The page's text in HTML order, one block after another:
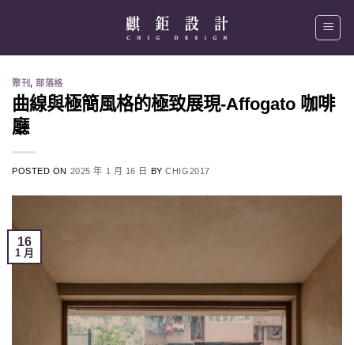
聚刊,部落格
曲線與極簡風格的極致展現-Affogato 咖啡
廳
POSTED ON 2025 年 1 月 16 日 BYCHIG2017
16
1 月